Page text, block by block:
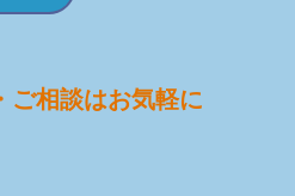
ご相談はお気軽に